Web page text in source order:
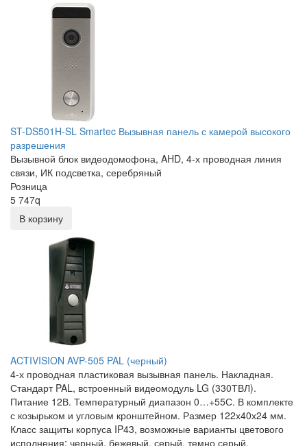
ST-DS501H-SL Smartec Вызывная панель с камерой высокого
разрешения
Вызывной блок видеодомофона, AHD, 4-х проводная линия
связи, ИК подсветка, серебряный
Розница
5 747q
В корзину
ACTIVISION AVP-505 PAL (черный)
4-х проводная пластиковая вызывная панель. Накладная.
Стандарт PAL, встроенный видеомодуль LG (330ТВЛ).
Питание 12В. Температурный диапазон 0…+55С. В комплекте
с козырьком и угловым кронштейном. Размер 122х40х24 мм.
Класс защиты корпуса IP43, возможные варианты цветового
исполнения: черный, бежевый, серый, темно серый,